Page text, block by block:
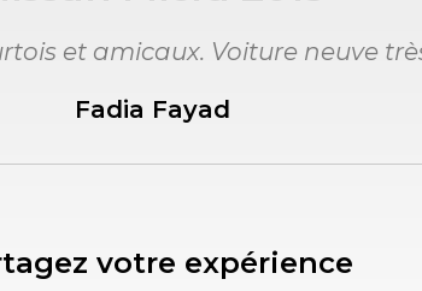
et amicaux. Voiture neuve
Fadia Fayad
votre expérience​